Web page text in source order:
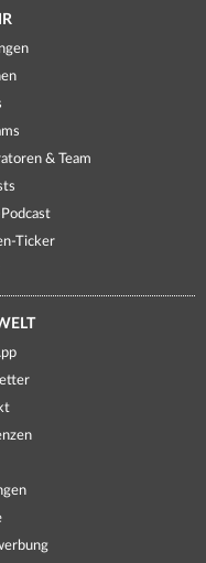
& Team
Ticker